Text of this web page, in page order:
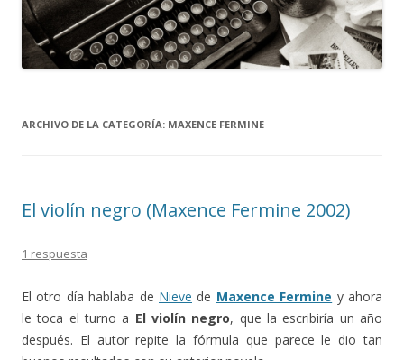
ARCHIVO DE LA CATEGORÍA: MAXENCE FERMINE
El violín negro (Maxence Fermine 2002)
1 respuesta
El otro día hablaba de Nieve de Maxence Fermine y ahora
le toca el turno a El violín negro, que la escribiría un año
después. El autor repite la fórmula que parece le dio tan